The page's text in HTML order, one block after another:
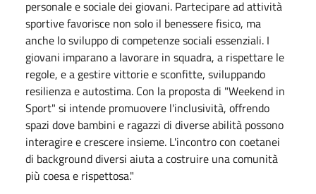
personale e sociale dei giovani. Partecipare ad attività
sportive favorisce non solo il benessere fisico, ma
anche lo sviluppo di competenze sociali essenziali. I
giovani imparano a lavorare in squadra, a rispettare le
regole, e a gestire vittorie e sconfitte, sviluppando
resilienza e autostima. Con la proposta di "Weekend in
Sport" si intende promuovere l'inclusività, offrendo
spazi dove bambini e ragazzi di diverse abilità possono
interagire e crescere insieme. L'incontro con coetanei
di background diversi aiuta a costruire una comunità
più coesa e rispettosa."